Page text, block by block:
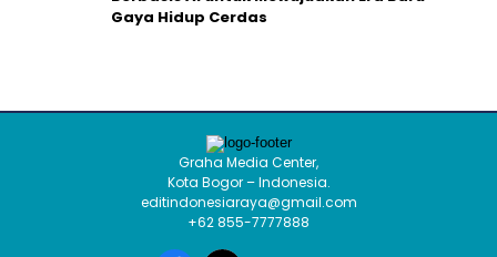
Gaya Hidup Cerdas
Graha Media Center,
Kota Bogor – Indonesia.
editindonesiaraya@gmail.com
+62 855-7777888